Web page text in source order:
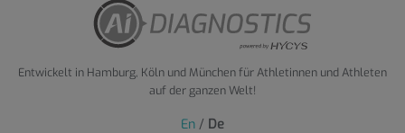
Entwickelt in Hamburg, Köln und München für Athletinnen und Athleten
auf der ganzen Welt!
En / De